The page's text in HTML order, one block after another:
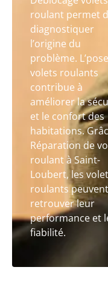
roulant permet
diagnostiquer
l’origine du
problème.
volets roulants
contribue à
améliorer la
et le confort des
habitations.
Réparation de
roulant à Saint-
Loubert, les
roulants peuvent
retrouver leur
performance et
fiabilité.